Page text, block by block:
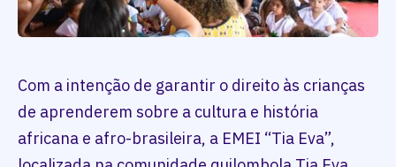
Com a intenção de garantir o direito às crianças
de aprenderem sobre a cultura e história
africana e afro-brasileira, a EMEI “Tia Eva”,